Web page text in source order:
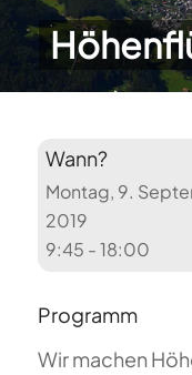
Wann?
Montag, 9.
2019
9:45 - 18:00
Programm
Wir machen